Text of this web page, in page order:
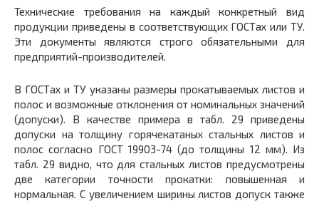
Технические требования на каждый конкретный вид
продукции приведены в соответствующих ГОСТах или ТУ.
Эти документы являются строго обязательными для
предприятий-производителей.
В ГОСТах и ТУ указаны размеры прокатываемых листов и
полос и возможные отклонения от номинальных значений
(допуски). В качестве примера в табл. 29 приведены
допуски на толщину горячекатаных стальных листов и
полос согласно ГОСТ 19903-74 (до толщины 12 мм). Из
табл. 29 видно, что для стальных листов предусмотрены
две категории точности прокатки: повышенная и
нормальная. С увеличением ширины листов допуск также